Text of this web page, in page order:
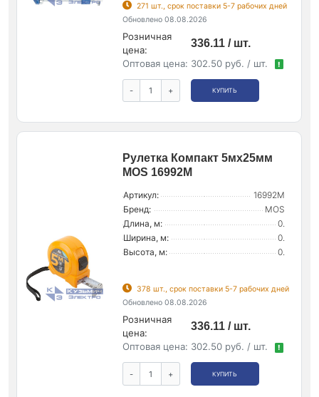
271 шт., срок поставки 5-7 рабочих дней
Обновлено 08.08.2026
Розничная
цена:
336.11 / шт.
Оптовая цена: 302.50 руб. / шт. !
- + КУПИТЬ
Рулетка Компакт 5мх25мм
MOS 16992М
Артикул:
16992М
Бренд:
MOS
Длина, м:
0.
Ширина, м:
0.
Высота, м:
0.
378 шт., срок поставки 5-7 рабочих дней
Обновлено 08.08.2026
Розничная
цена:
336.11 / шт.
Оптовая цена: 302.50 руб. / шт. !
- + КУПИТЬ